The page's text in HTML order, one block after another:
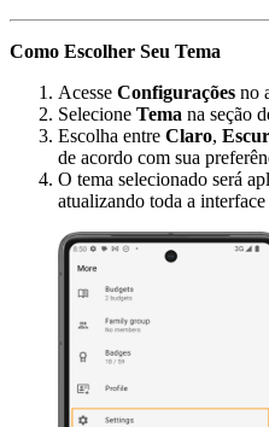
Como Escolher Seu Tema
Acesse Configurações no
Selecione Tema na seção
Escolha entre Claro,
de acordo com sua
O tema selecionado será
atualizando toda a